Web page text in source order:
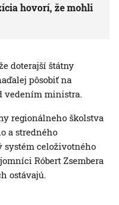
hovorí, že mohli
doterajší štátny
pôsobiť na
vedením ministra.
regionálneho školstva
a stredného
systém celoživotného
Róbert Zsembera
ostávajú.